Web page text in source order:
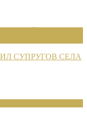
СУПРУГОВ СЕЛА